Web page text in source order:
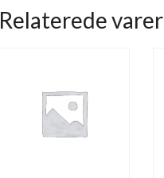
Relaterede varer